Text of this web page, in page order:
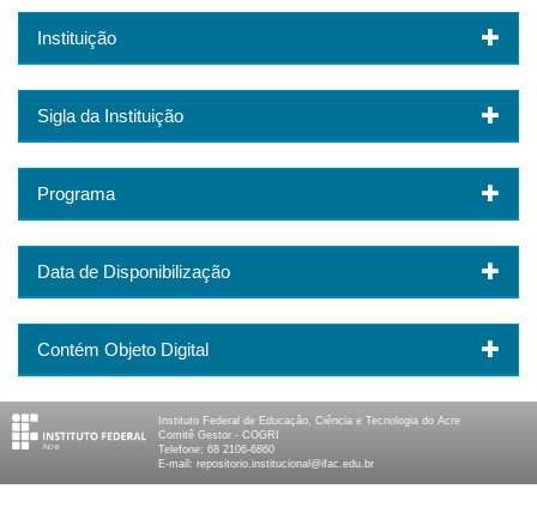
Instituição
Sigla da Instituição
Programa
Data de Disponibilização
Contém Objeto Digital
Instituto Federal de Educação, Ciência e Tecnologia do Acre
Comitê Gestor - COGRI
Telefone: 68 2106-6860
E-mail: repositorio.institucional@ifac.edu.br